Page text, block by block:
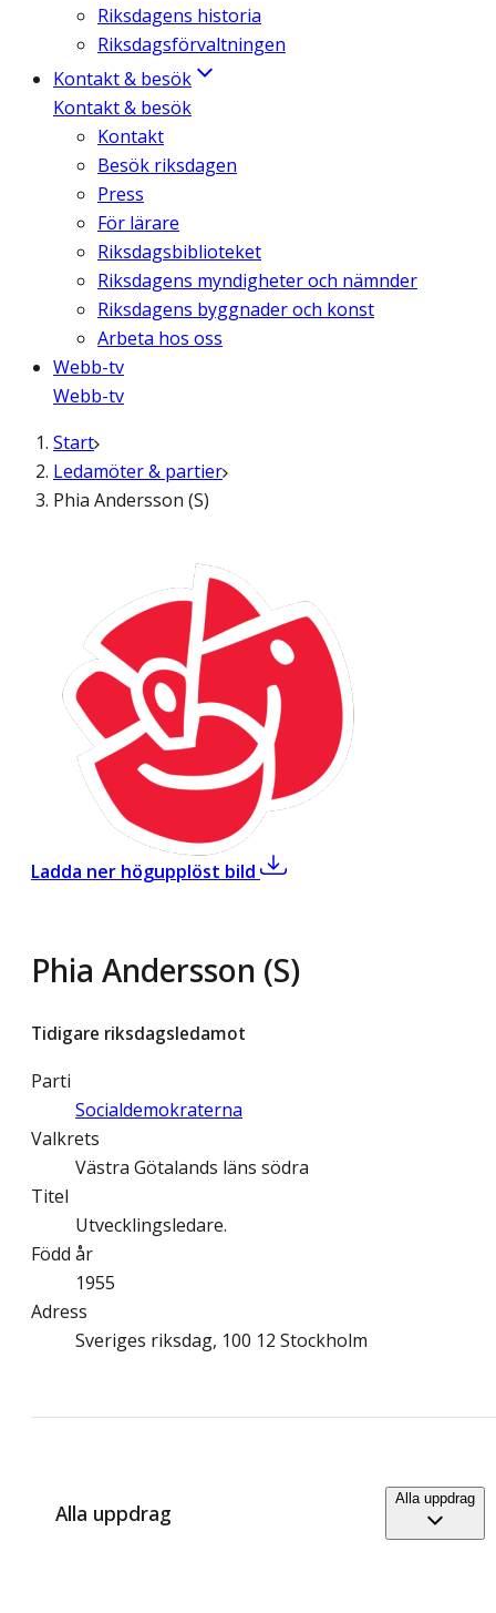
Riksdagens historia
Riksdagsförvaltningen
Kontakt & besök
Kontakt & besök
Kontakt
Besök riksdagen
Press
För lärare
Riksdagsbiblioteket
Riksdagens myndigheter och nämnder
Riksdagens byggnader och konst
Arbeta hos oss
Webb-tv
Webb-tv
Start
Ledamöter & partier
Phia Andersson (S)
Ladda ner högupplöst bild ,Phia Andersson (S)
Phia Andersson (S)
Tidigare riksdagsledamot
Parti
Socialdemokraterna
Valkrets
Västra Götalands läns södra
Titel
Utvecklingsledare.
Född år
1955
Adress
Sveriges riksdag, 100 12 Stockholm
Alla uppdrag
Alla uppdrag